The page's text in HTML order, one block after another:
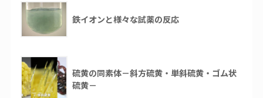
鉄イオンと様々な試薬の反応
硫黄の同素体－斜方硫黄・単斜硫黄・ゴム状
硫黄－